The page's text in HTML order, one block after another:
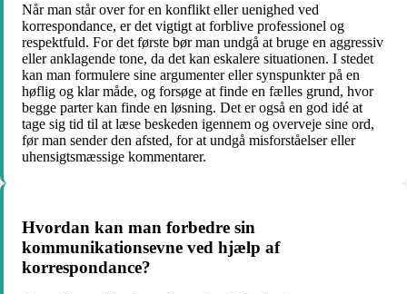
Når man står over for en konflikt eller uenighed ved
korrespondance, er det vigtigt at forblive professionel og
respektfuld. For det første bør man undgå at bruge en aggressiv
eller anklagende tone, da det kan eskalere situationen. I stedet
kan man formulere sine argumenter eller synspunkter på en
høflig og klar måde, og forsøge at finde en fælles grund, hvor
begge parter kan finde en løsning. Det er også en god idé at
tage sig tid til at læse beskeden igennem og overveje sine ord,
før man sender den afsted, for at undgå misforståelser eller
uhensigtsmæssige kommentarer.
Hvordan kan man forbedre sin
kommunikationsevne ved hjælp af
korrespondance?